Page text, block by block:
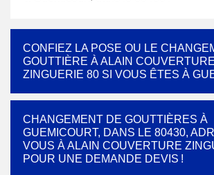
CONFIEZ LA POSE OU LE
GOUTTIÈRE À ALAIN COUVERTURE
ZINGUERIE 80 SI VOUS ÊTES À
CHANGEMENT DE GOUTTIÈRES À
GUEMICOURT, DANS LE 80430,
VOUS À ALAIN COUVERTURE
POUR UNE DEMANDE DEVIS !